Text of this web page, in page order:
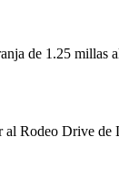
de 1.25 millas
Rodeo Drive de